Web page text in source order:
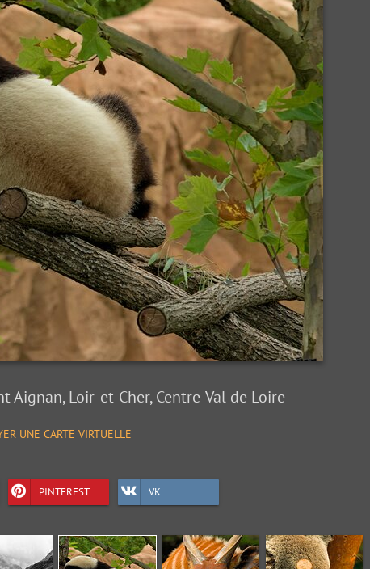
Aignan, Loir-et-Cher, Centre-Val de Loire
UNE CARTE VIRTUELLE
PINTEREST VK